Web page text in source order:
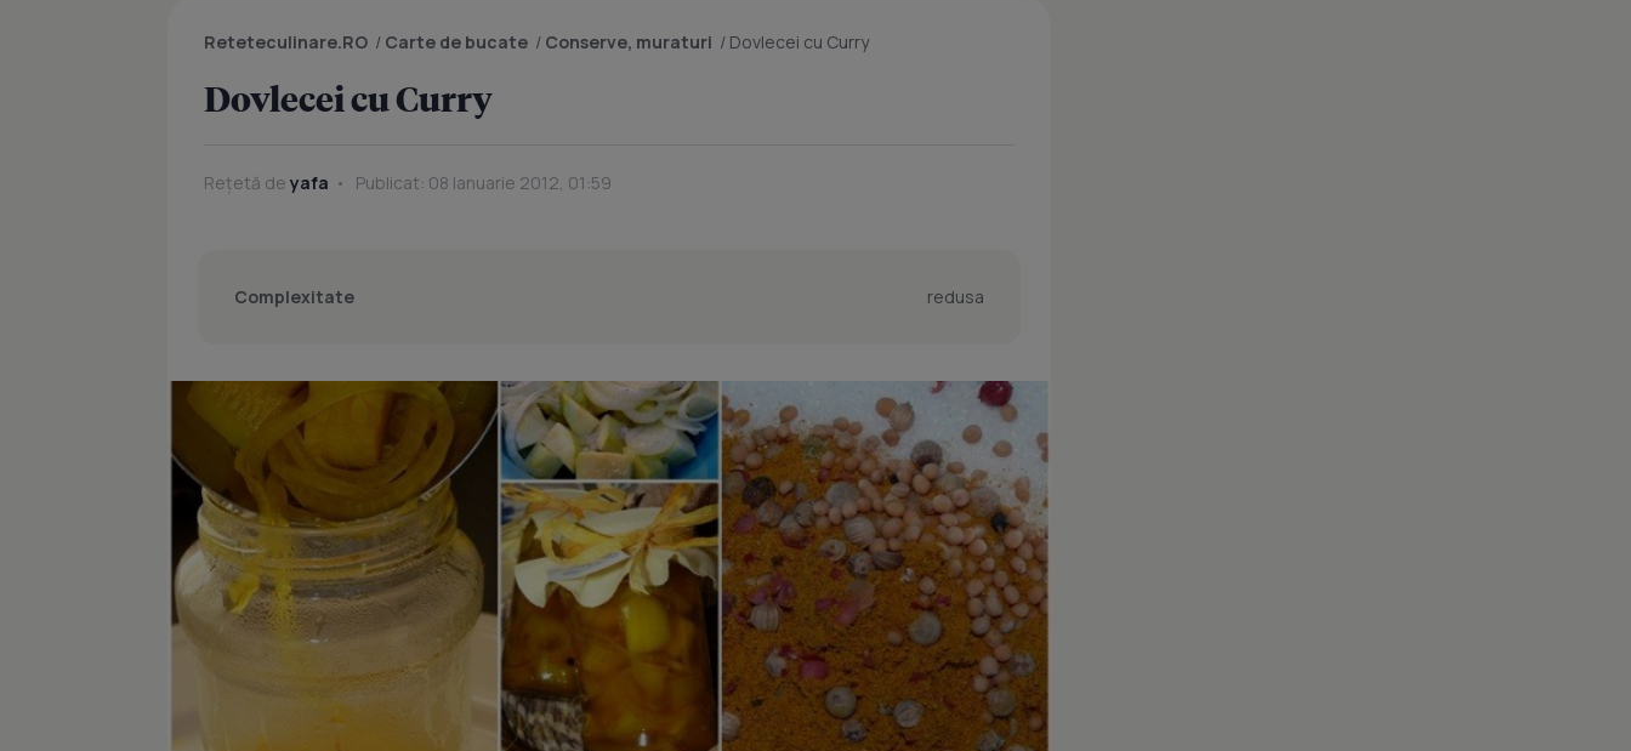
Reteteculinare.RO / Carte de bucate / Conserve, muraturi / Dovlecei cu Curry
Dovlecei cu Curry
Rețetă de yafa Publicat: 08 Ianuarie 2012, 01:59
Complexitate redusa